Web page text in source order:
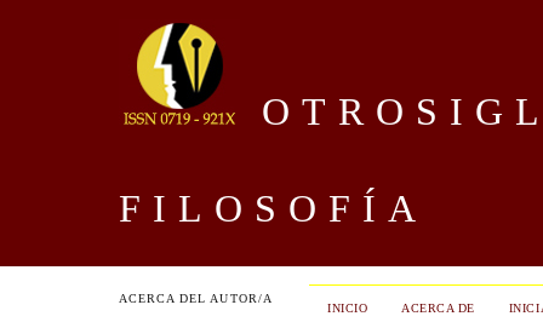
FILOSOFÍA
ACERCA DEL AUTOR/A
INICIO ACERCA DE